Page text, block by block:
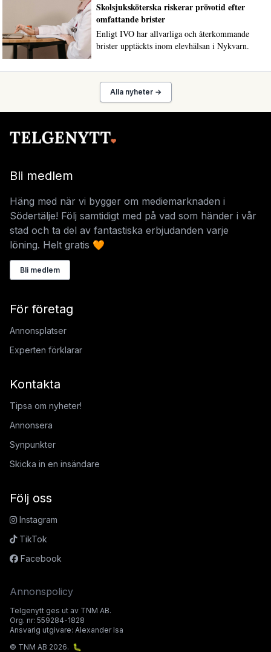
Skolsjuksköterska riskerar prövotid efter
omfattande brister
Enligt IVO har allvarliga och återkommande
brister upptäckts inom elevhälsan i Nykvarn.
Alla nyheter →
Bli medlem
Häng med när vi bygger om mediemarknaden i
Södertälje! Följ samtidigt med på vad som händer i vår
stad och ta del av fantastiska erbjudanden varje
löning. Helt gratis 🧡
Bli medlem
För företag
Annonsplatser
Experten förklarar
Kontakta
Tipsa om nyheter!
Annonsera
Synpunkter
Skicka in en insändare
Följ oss
Instagram
TikTok
Facebook
Annonspolicy
Telgenytt ges ut av TNM AB.
Org. nr: 559284-1828
Ansvarig utgivare: Alexander Isa
© TNM AB 2026. 🐛